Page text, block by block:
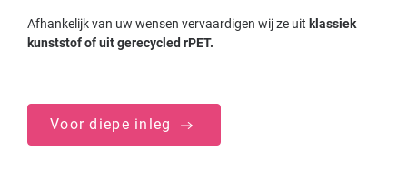
Afhankelijk van uw wensen vervaardigen wij ze uit klassiek
kunststof of uit gerecycled rPET.
Voor diepe inleg